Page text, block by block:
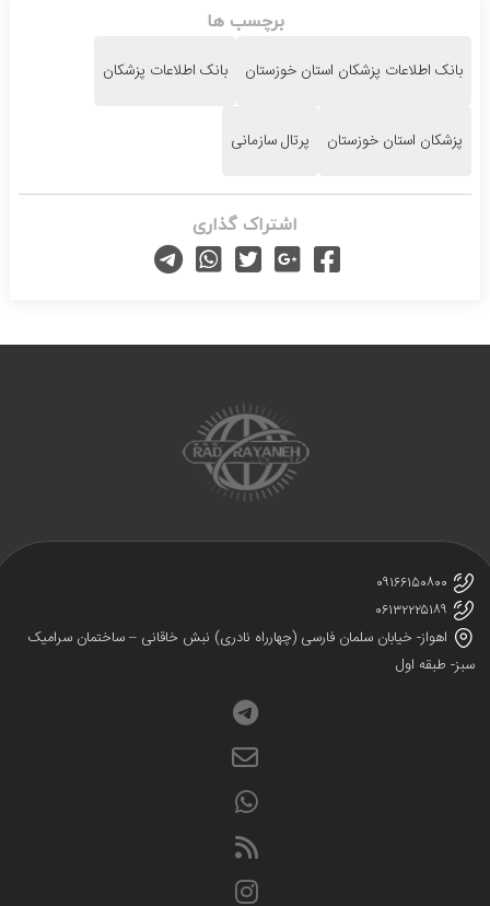
برچسب ها
بانک اطلاعات پزشکان استان خوزستان بانک اطلاعات پزشکان
پزشکان استان خوزستان پرتال سازمانی
اشتراک گذاری
۰۹۱۶۶۱۵۰۸۰۰
۰۶۱۳۲۲۲۵۱۸۹
اهواز- خیابان سلمان فارسی (چهارراه نادری) نبش خاقانی – ساختمان سرامیک
طبقه اول